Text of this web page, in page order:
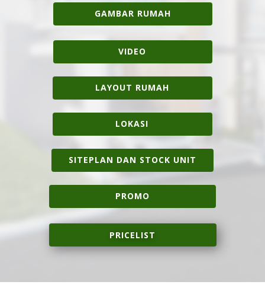
GAMBAR RUMAH
VIDEO
LAYOUT RUMAH
LOKASI
SITEPLAN DAN STOCK UNIT
PROMO
PRICELIST